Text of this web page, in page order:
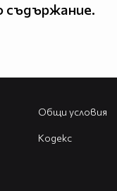
съдържание.
Общи условия
Кодекс